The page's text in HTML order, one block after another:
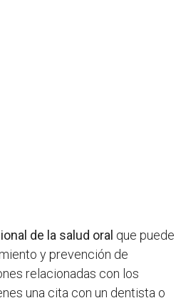
de la salud oral que puede
y prevención de
relacionadas con los
una cita con un dentista o